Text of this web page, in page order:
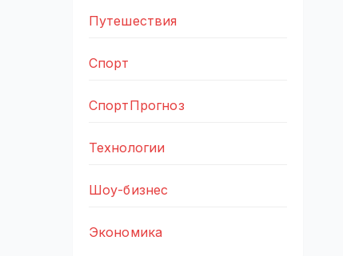
Путешествия
Спорт
СпортПрогноз
Технологии
Шоу-бизнес
Экономика